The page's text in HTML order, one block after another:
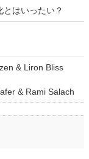
はいったい？
& Liron Bliss
& Rami Salach